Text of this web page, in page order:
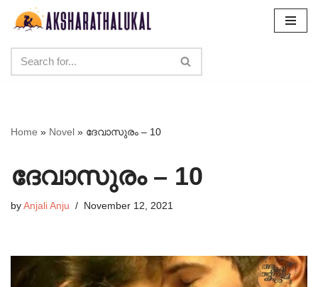
content
Home » Novel » ദേവാസുരം – 10
ദേവാസുരം – 10
by Anjali Anju November 12, 2021